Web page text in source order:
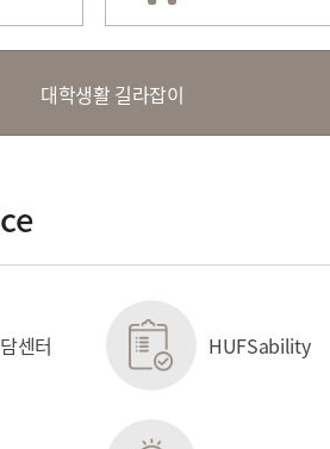
대학생활 길라잡이
센터 HUFSability